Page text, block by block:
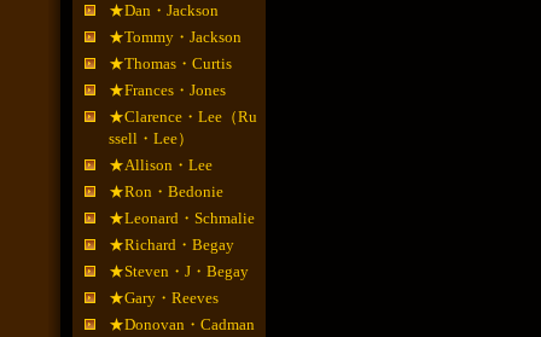
★Dan・Jackson
★Tommy・Jackson
★Thomas・Curtis
★Frances・Jones
★Clarence・Lee（Ru
ssell・Lee）
★Allison・Lee
★Ron・Bedonie
★Leonard・Schmalie
★Richard・Begay
★Steven・J・Begay
★Gary・Reeves
★Donovan・Cadman